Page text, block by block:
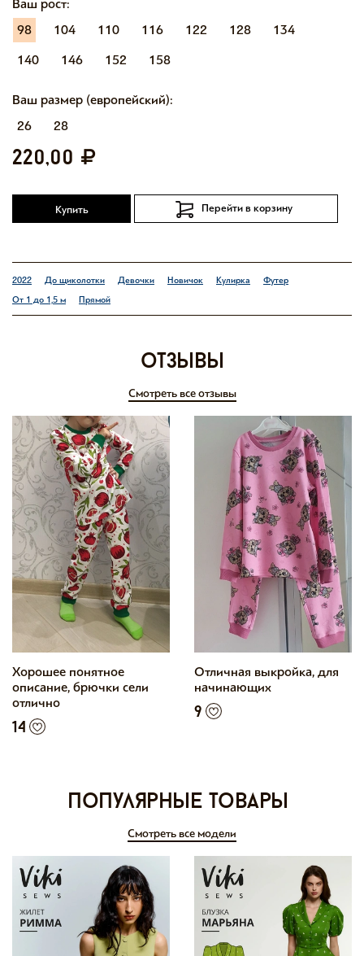
Ваш рост:
98
104 110 116 122 128
134
140
146 152 158
Ваш размер (европейский):
26
28
220,00
Купить Перейти в корзину
2022 До щиколотки Девочки Новичок Кулирка
Футер
От 1 до 1,5 м
Прямой
отзывы
Смотреть все отзывы
Хорошее понятное
описание, брючки сели
отлично
14
Отличная выкройка, для
начинающих
9
Популярные товары
Смотреть все модели